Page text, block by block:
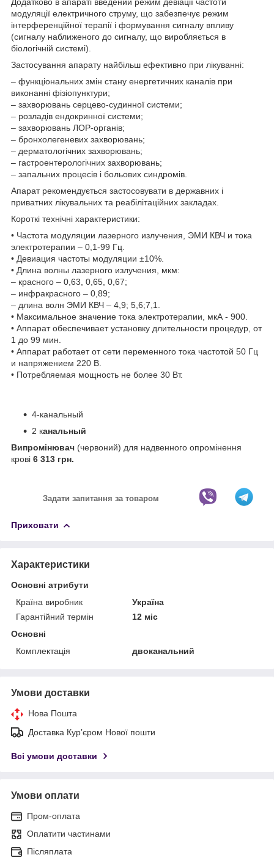
модуляції електричного струму, що забезпечує режим
інтерференційної терапії і формування сигналу впливу
(сигналу наближеного до сигналу, що виробляється в
біологічній системі).
Застосування апарату найбільш ефективно при лікуванні:
– функціональних змін стану енергетичних каналів при
виконанні фізіопунктури;
– захворювань серцево-судинної системи;
– розладів ендокринної системи;
– захворювань ЛОР-органів;
– бронхолегеневих захворювань;
– дерматологічних захворювань;
– гастроентерологічних захворювань;
– запальних процесів і больових синдромів.
Апарат рекомендується застосовувати в державних і
приватних лікувальних та реабілітаційних закладах.
Короткі технічні характеристики:
• Частота модуляции лазерного излучения, ЭМИ КВЧ и тока
электротерапии – 0,1-99 Гц.
• Девиация частоты модуляции ±10%.
• Длина волны лазерного излучения, мкм:
– красного – 0,63, 0,65, 0,67;
– инфракрасного – 0,89;
– длина волн ЭМИ КВЧ – 4,9; 5,6;7,1.
• Максимальное значение тока электротерапии, мкА - 900.
• Аппарат обеспечивает установку длительности процедур, от
1 до 99 мин.
• Аппарат работает от сети переменного тока частотой 50 Гц
и напряжением 220 В.
• Потребляемая мощность не более 30 Вт.
4-канальный
2 канальный
Випромінювач (червоний) для надвенного опромінення
крові 6 313 грн.
Задати запитання за товаром
Приховати
Характеристики
Основні атрибути
Країна виробник
Україна
Гарантійний термін
12 міс
Основні
Комплектація
двоканальний
Умови доставки
Нова Пошта
Доставка Курʼєром Нової пошти
Всі умови доставки
Умови оплати
Пром-оплата
Оплатити частинами
Післяплата